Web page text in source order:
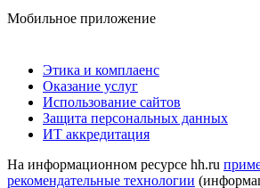
Мобильное приложение
Этика и комплаенс
Оказание услуг
Использование сайтов
Защита персональных данных
ИТ аккредитация
На информационном ресурсе hh.ru
рекомендательные технологии